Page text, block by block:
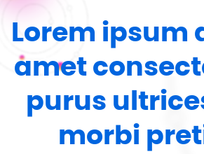
Lorem ipsum
amet
purus
morbi